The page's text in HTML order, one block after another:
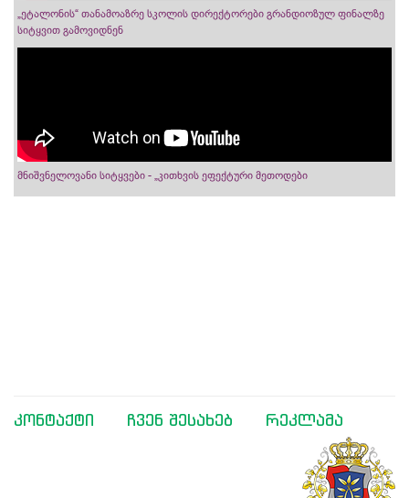
„ეტალონის“ თანამოაზრე სკოლის დირექტორები გრანდიოზულ ფინალზე
სიტყვით გამოვიდნენ
მნიშვნელოვანი სიტყვები - „კითხვის ეფექტური მეთოდები
კონტაქტი ჩვენ შესახებ რეკლამა